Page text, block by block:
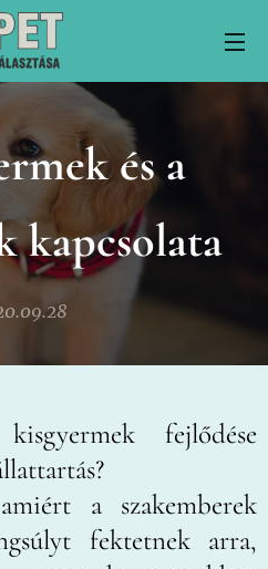
és a
kapcsolata
fejlődése
a szakemberek
fektetnek arra,